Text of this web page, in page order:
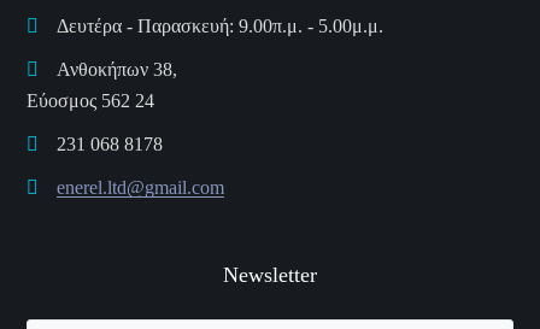
Δευτέρα - Παρασκευή: 9.00π.μ. - 5.00μ.μ.
Ανθοκήπων 38,
Εύοσμος 562 24
231 068 8178
enerel.ltd@gmail.com
Newsletter